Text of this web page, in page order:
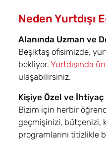
Neden Yurtdışı
Alanında Uzman ve
Beşiktaş ofisimizde,
bekliyor. Yurtdışında
ulaşabilirsiniz.
Kişiye Özel ve İhtiyaç
Bizim için herbir
geçmişinizi, bütçenizi,
programlarını titizlikle